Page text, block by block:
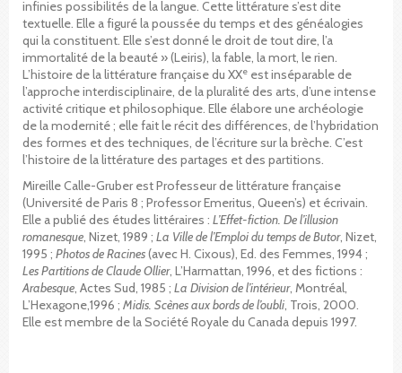
infinies possibilités de la langue. Cette littérature s’est dite
textuelle. Elle a figuré la poussée du temps et des généalogies
qui la constituent. Elle s’est donné le droit de tout dire, l’a
immortalité de la beauté » (Leiris), la fable, la mort, le rien.
L’histoire de la littérature française du XXe est inséparable de
l’approche interdisciplinaire, de la pluralité des arts, d’une intense
activité critique et philosophique. Elle élabore une archéologie
de la modernité ; elle fait le récit des différences, de l’hybridation
des formes et des techniques, de l’écriture sur la brèche. C’est
l’histoire de la littérature des partages et des partitions.
Mireille Calle-Gruber est Professeur de littérature française
(Université de Paris 8 ; Professor Emeritus, Queen’s) et écrivain.
Elle a publié des études littéraires : L’Effet-fiction. De l’illusion
romanesque, Nizet, 1989 ; La Ville de l’Emploi du temps de Butor, Nizet,
1995 ; Photos de Racines(avec H. Cixous), Ed. des Femmes, 1994 ;
Les Partitions de Claude Ollier, L’Harmattan, 1996, et des fictions :
Arabesque, Actes Sud, 1985 ; La Division de l’intérieur, Montréal,
L’Hexagone,1996 ; Midis. Scènes aux bords de l’oubli, Trois, 2000.
Elle est membre de la Société Royale du Canada depuis 1997.